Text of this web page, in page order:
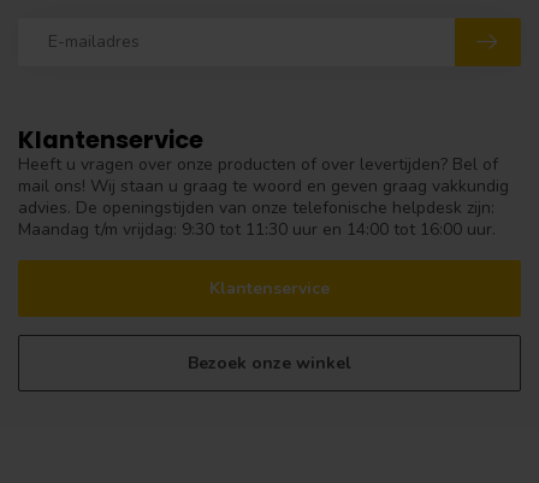
Klantenservice
Heeft u vragen over onze producten of over levertijden? Bel of
mail ons! Wij staan u graag te woord en geven graag vakkundig
advies. De openingstijden van onze telefonische helpdesk zijn:
Maandag t/m vrijdag: 9:30 tot 11:30 uur en 14:00 tot 16:00 uur.
Klantenservice
Bezoek onze winkel